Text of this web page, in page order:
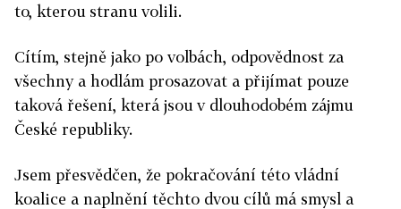
to, kterou stranu volili.
Cítím, stejně jako po volbách, odpovědnost za
všechny a hodlám prosazovat a přijímat pouze
taková řešení, která jsou v dlouhodobém zájmu
České republiky.
Jsem přesvědčen, že pokračování této vládní
koalice a naplnění těchto dvou cílů má smysl a